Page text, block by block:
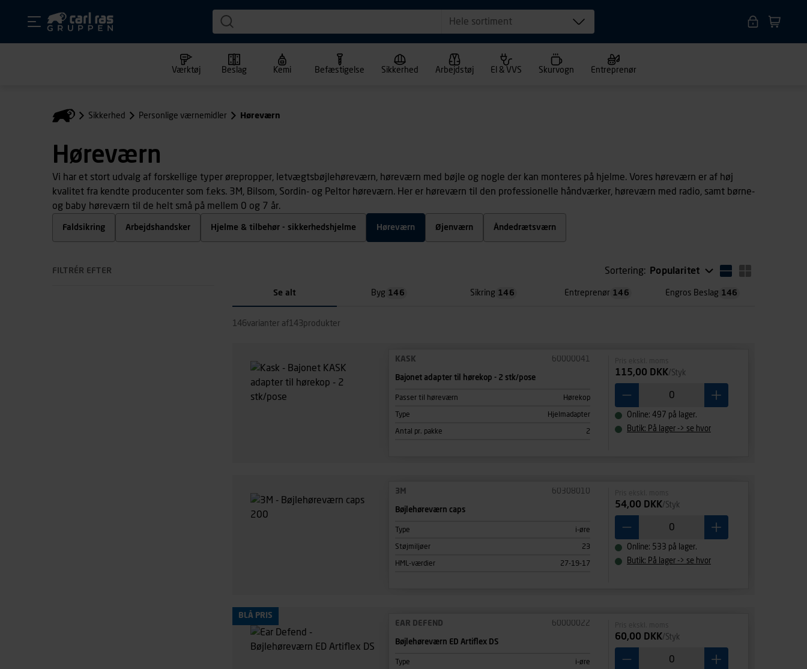
Hele sortiment
Værktøj Beslag Kemi Befæstigelse Sikkerhed Arbejdstøj El & VVS Skurvogn Entreprenør
Sikkerhed Personlige værnemidler Høreværn
Høreværn
Vi har et stort udvalg af forskellige typer ørepropper, letvægtsbøjlehøreværn, høreværn med bøjle og nogle der kan monteres på hjelme. Vores høreværn er af høj
kvalitet fra kendte producenter som f.eks. 3M, Bilsom, Sordin- og Peltor høreværn. Her er høreværn til den professionelle håndværker, høreværn med radio, samt børne-
og baby høreværn til de helt små på mellem 0 og 7 år.
Faldsikring Arbejdshandsker Hjelme & tilbehør - sikkerhedshjelme Høreværn Øjenværn Åndedrætsværn
FILTRÉR EFTER Sortering: Popularitet
Se alt Byg 146 Sikring 146 Entreprenør 146 Engros Beslag 146
146varianter af143produkter
KASK 60000041
Bajonet adapter til hørekop - 2 stk/pose
Passer til høreværn Hørekop
Type Hjelmadapter
Antal pr. pakke 2
115,00 DKK/Styk
Online: 497 på lager.
Butik: På lager -> se hvor
3M 60308010
Bøjlehøreværn caps
Type i-øre
Støjmiljøer 23
HML-værdier 27-19-17
54,00 DKK/Styk
Online: 533 på lager.
Butik: På lager -> se hvor
BLÅ PRIS
EAR DEFEND
60000022
Bøjlehøreværn ED Artiflex DS
Type i-øre
60,00 DKK/Styk